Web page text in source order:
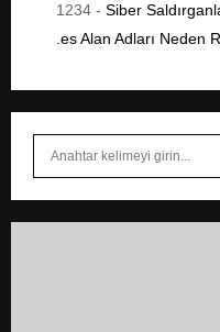
1234 - Siber
.es Alan Adları Neden